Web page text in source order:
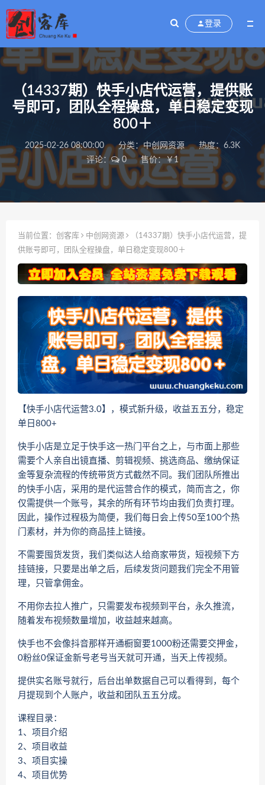
登录
（14337期）快手小店代运营，提供账
号即可，团队全程操盘，单日稳定变现
800＋
2025-02-26 08:00:00 分类：中创网资源
热度：6.3K
评论：
0 售价：￥1
当前位置： 创客库 中创网资源
（14337期）快手小店代运营，提
供账号即可，团队全程操盘，单日稳定变现800＋
【快手小店代运营3.0】，模式新升级，收益五五分，稳定
单日800+
快手小店是立足于快手这一热门平台之上，与市面上那些
需要个人亲自出镜直播、剪辑视频、挑选商品、缴纳保证
金等复杂流程的传统带货方式截然不同。我们团队所推出
的快手小店，采用的是代运营合作的模式，简而言之，你
仅需提供一个账号，其余的所有环节均由我们负责打理。
因此，操作过程极为简便，我们每日会上传50至100个热
门素材，并为你的商品挂上链接。
不需要囤货发货，我们类似达人给商家带货，短视频下方
挂链接，只要是出单之后，后续发货问题我们完全不用管
理，只管拿佣金。
不用你去拉人推广，只需要发布视频到平台，永久推流，
随着发布视频数量增加，收益越来越高。
快手也不会像抖音那样开通橱窗要1000粉还需要交押金，
0粉丝0保证金新号老号当天就可开通，当天上传视频。
提供实名账号就行，后台出单数据自己可以看得到，每个
月提现到个人账户，收益和团队五五分成。
课程目录：
1、项目介绍
2、项目收益
3、项目实操
4、项目优势